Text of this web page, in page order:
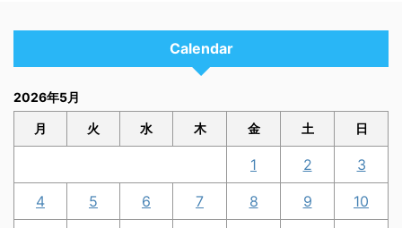
Calendar
2026年5月
月 火 水 木 金 土 日
1 2 3
4 5 6 7 8 9 10